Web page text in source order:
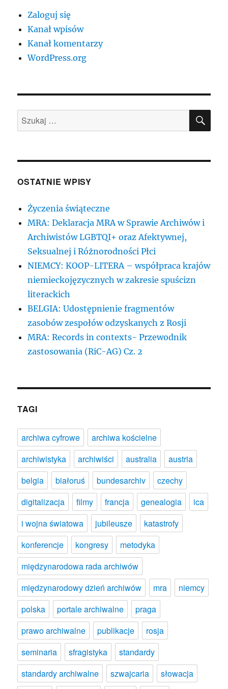
Zaloguj się
Kanał wpisów
Kanał komentarzy
WordPress.org
Szukaj:
OSTATNIE WPISY
Życzenia świąteczne
MRA: Deklaracja MRA w Sprawie Archiwów i
Archiwistów LGBTQI+ oraz Afektywnej,
Seksualnej i Różnorodności Płci
NIEMCY: KOOP-LITERA – współpraca krajów
niemieckojęzycznych w zakresie spuścizn
literackich
BELGIA: Udostępnienie fragmentów
zasobów zespołów odzyskanych z Rosji
MRA: Records in contexts- Przewodnik
zastosowania (RiC-AG) Cz. 2
TAGI
archiwa cyfrowe
archiwa kościelne
archiwistyka
archiwiści australia
austria
belgia
białoruś bundesarchiv
czechy
digitalizacja
filmy francja genealogia
ica
i wojna światowa
jubileusze
katastrofy
konferencje
kongresy
metodyka
międzynarodowa rada archiwów
międzynarodowy dzień archiwów
mra
niemcy
polska
portale archiwalne
praga
prawo archiwalne
publikacje
rosja
seminaria
sfragistyka
standardy
standardy archiwalne
szwajcaria
słowacja